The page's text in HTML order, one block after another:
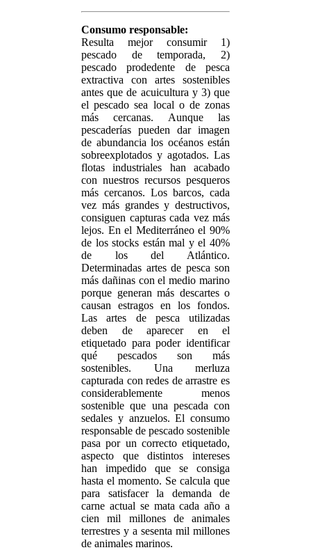
Consumo responsable:
Resulta mejor consumir 1)
pescado de temporada, 2)
pescado prodedente de pesca
extractiva con artes sostenibles
antes que de acuicultura y 3) que
el pescado sea local o de zonas
más cercanas. Aunque las
pescaderías pueden dar imagen
de abundancia los océanos están
sobreexplotados y agotados. Las
flotas industriales han acabado
con nuestros recursos pesqueros
más cercanos. Los barcos, cada
vez más grandes y destructivos,
consiguen capturas cada vez más
lejos. En el Mediterráneo el 90%
de los stocks están mal y el 40%
de los del Atlántico.
Determinadas artes de pesca son
más dañinas con el medio marino
porque generan más descartes o
causan estragos en los fondos.
Las artes de pesca utilizadas
deben de aparecer en el
etiquetado para poder identificar
qué pescados son más
sostenibles. Una merluza
capturada con redes de arrastre es
considerablemente menos
sostenible que una pescada con
sedales y anzuelos. El consumo
responsable de pescado sostenible
pasa por un correcto etiquetado,
aspecto que distintos intereses
han impedido que se consiga
hasta el momento. Se calcula que
para satisfacer la demanda de
carne actual se mata cada año a
cien mil millones de animales
terrestres y a sesenta mil millones
de animales marinos.